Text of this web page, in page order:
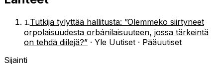
1.Tutkija tylyttää hallitusta: ”Olemmeko siirtyneet
orpolaisuudesta orbánilaisuuteen, jossa tärkeintä
on tehdä diilejä?” · Yle Uutiset · Pääuutiset
Sijainti